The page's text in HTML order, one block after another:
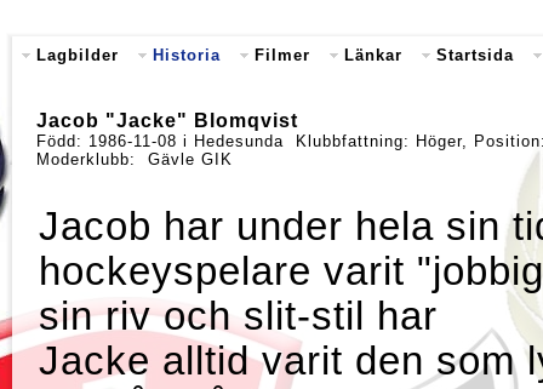
Lagbilder Historia Filmer Länkar Startsida
Jacob "Jacke" Blomqvist
Född: 1986-11-08 i Hedesunda Klubbfattning: Höger,
Moderklubb: Gävle GIK
Jacob har under hela sin
hockeyspelare varit
sin riv och slit-stil har
Jacke alltid varit den som